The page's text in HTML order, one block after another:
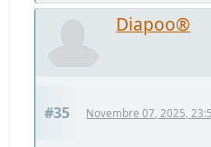
Diapoo®
#35 Novembre 07, 2025,